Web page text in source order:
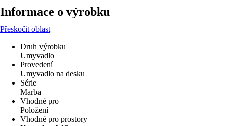
Informace o výrobku
Přeskočit oblast
Druh výrobku
Umyvadlo
Provedení
Umyvadlo na desku
Série
Marba
Vhodné pro
Položení
Vhodné pro prostory